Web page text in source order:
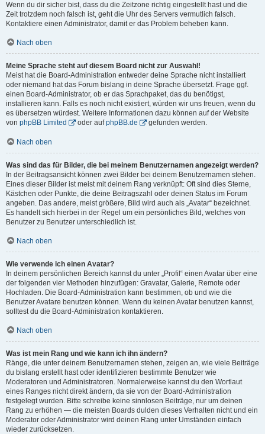
Wenn du dir sicher bist, dass du die Zeitzone richtig eingestellt hast und die
Zeit trotzdem noch falsch ist, geht die Uhr des Servers vermutlich falsch.
Kontaktiere einen Administrator, damit er das Problem beheben kann.
Nach oben
Meine Sprache steht auf diesem Board nicht zur Auswahl!
Meist hat die Board-Administration entweder deine Sprache nicht installiert
oder niemand hat das Forum bislang in deine Sprache übersetzt. Frage ggf.
einen Board-Administrator, ob er das Sprachpaket, das du benötigst,
installieren kann. Falls es noch nicht existiert, würden wir uns freuen, wenn du
es übersetzen würdest. Weitere Informationen dazu können auf der Website
von phpBB Limited oder aufphpBB.de gefunden werden.
Nach oben
Was sind das für Bilder, die bei meinem Benutzernamen angezeigt werden?
In der Beitragsansicht können zwei Bilder bei deinem Benutzernamen stehen.
Eines dieser Bilder ist meist mit deinem Rang verknüpft: Oft sind dies Sterne,
Kästchen oder Punkte, die deine Beitragszahl oder deinen Status im Forum
angeben. Das andere, meist größere, Bild wird auch als „Avatar“ bezeichnet.
Es handelt sich hierbei in der Regel um ein persönliches Bild, welches von
Benutzer zu Benutzer unterschiedlich ist.
Nach oben
Wie verwende ich einen Avatar?
In deinem persönlichen Bereich kannst du unter „Profil“ einen Avatar über eine
der folgenden vier Methoden hinzufügen: Gravatar, Galerie, Remote oder
Hochladen. Die Board-Administration kann bestimmen, ob und wie die
Benutzer Avatare benutzen können. Wenn du keinen Avatar benutzen kannst,
solltest du die Board-Administration kontaktieren.
Nach oben
Was ist mein Rang und wie kann ich ihn ändern?
Ränge, die unter deinem Benutzernamen stehen, zeigen an, wie viele Beiträge
du bislang erstellt hast oder identifizieren bestimmte Benutzer wie
Moderatoren und Administratoren. Normalerweise kannst du den Wortlaut
eines Ranges nicht direkt ändern, da sie von der Board-Administration
festgelegt wurden. Bitte schreibe keine sinnlosen Beiträge, nur um deinen
Rang zu erhöhen — die meisten Boards dulden dieses Verhalten nicht und ein
Moderator oder Administrator wird deinen Rang unter Umständen einfach
wieder zurücksetzen.